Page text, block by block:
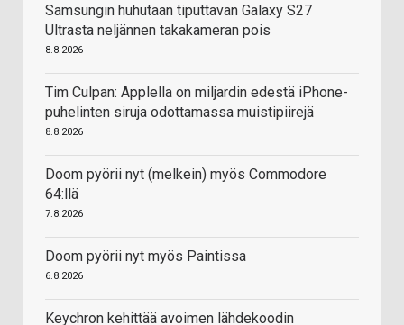
Samsungin huhutaan tiputtavan Galaxy S27
Ultrasta neljännen takakameran pois
8.8.2026
Tim Culpan: Applella on miljardin edestä iPhone-
puhelinten siruja odottamassa muistipiirejä
8.8.2026
Doom pyörii nyt (melkein) myös Commodore
64:llä
7.8.2026
Doom pyörii nyt myös Paintissa
6.8.2026
Keychron kehittää avoimen lähdekoodin